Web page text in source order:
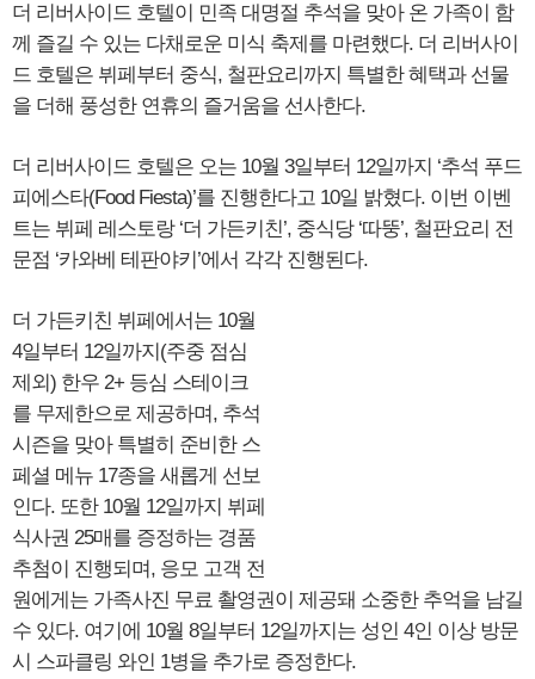
더 리버사이드 호텔이 민족 대명절 추석을 맞아 온 가족이 함
께 즐길 수 있는 다채로운 미식 축제를 마련했다. 더 리버사이
드 호텔은 뷔페부터 중식, 철판요리까지 특별한 혜택과 선물
을 더해 풍성한 연휴의 즐거움을 선사한다.
더 리버사이드 호텔은 오는 10월 3일부터 12일까지 ‘추석 푸드
피에스타(Food Fiesta)’를 진행한다고 10일 밝혔다. 이번 이벤
트는 뷔페 레스토랑 ‘더 가든키친’, 중식당 ‘따뚱’, 철판요리 전
문점 ‘카와베 테판야키’에서 각각 진행된다.
더 가든키친 뷔페에서는 10월
4일부터 12일까지(주중 점심
제외) 한우 2+ 등심 스테이크
를 무제한으로 제공하며, 추석
시즌을 맞아 특별히 준비한 스
페셜 메뉴 17종을 새롭게 선보
인다. 또한 10월 12일까지 뷔페
식사권 25매를 증정하는 경품
추첨이 진행되며, 응모 고객 전
원에게는 가족사진 무료 촬영권이 제공돼 소중한 추억을 남길
수 있다. 여기에 10월 8일부터 12일까지는 성인 4인 이상 방문
시 스파클링 와인 1병을 추가로 증정한다.